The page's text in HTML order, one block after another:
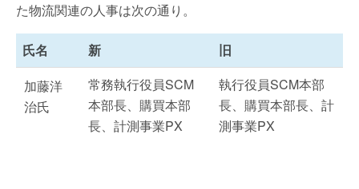
た物流関連の人事は次の通り。
氏名 新
旧
加藤洋
治氏
常務執行役員SCM
本部長、購買本部
長、計測事業PX
執行役員SCM本部
長、購買本部長、計
測事業PX